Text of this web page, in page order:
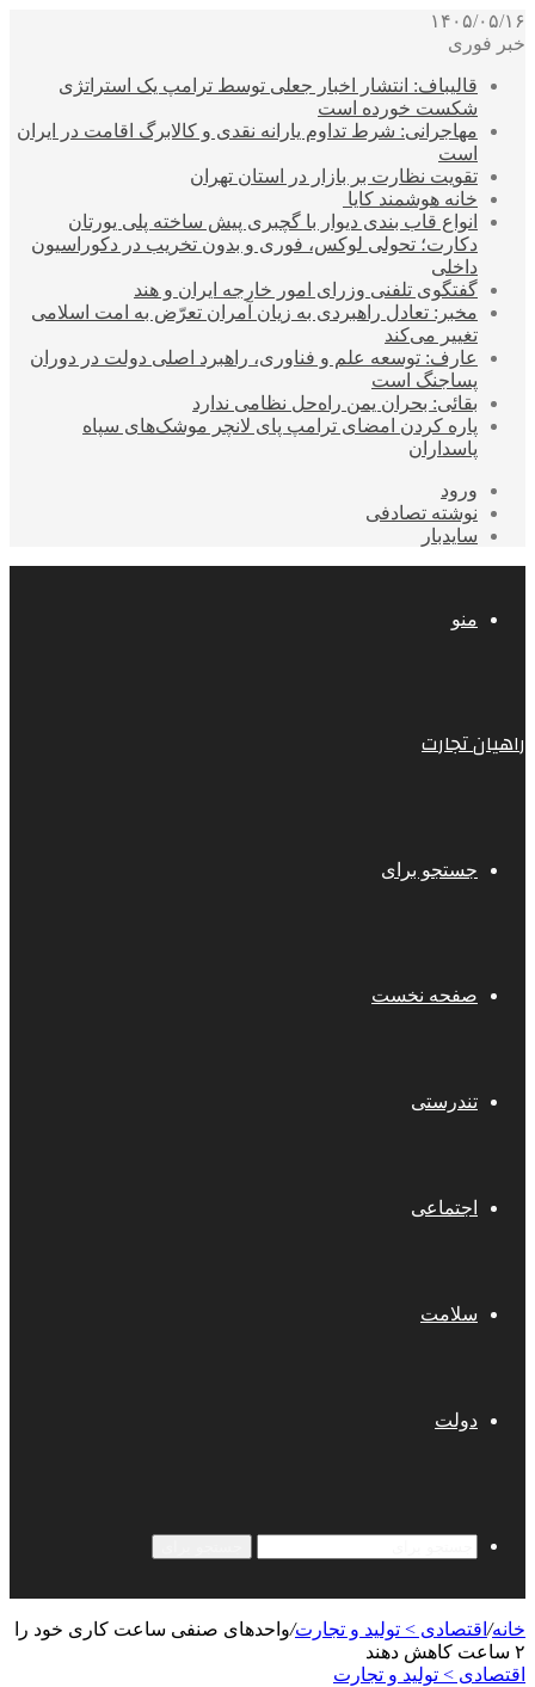
۱۴۰۵/۰۵/۱۶
خبر فوری
قالیباف: انتشار اخبار جعلی توسط ترامپ یک استراتژی
شکست خورده است
مهاجرانی: شرط تداوم یارانه نقدی و کالابرگ اقامت در ایران
است
تقویت نظارت بر بازار در استان تهران
خانه هوشمند کایا
انواع قاب بندی دیوار با گچبری پیش ساخته پلی یورتان
دکارت؛ تحولی لوکس، فوری و بدون تخریب در دکوراسیون
داخلی
گفتگوی تلفنی وزرای امور خارجه ایران و هند
مخبر: تعادل راهبردی به زیان آمران تعرّض به امت اسلامی
تغییر می‌کند
عارف: توسعه علم و فناوری، راهبرد اصلی دولت در دوران
پساجنگ است
بقائی: بحران یمن راه‌حل نظامی ندارد
پاره کردن امضای ترامپ پای لانچر موشک‌های سپاه
پاسداران
ورود
نوشته تصادفی
سایدبار
منو
راهیان تجارت
جستجو برای
صفحه نخست
تندرستی
اجتماعی
سلامت
دولت
خانه/ اقتصادی > تولید و تجارت/واحدهای صنفی ساعت کاری خود را
۲ ساعت کاهش دهند
اقتصادی > تولید و تجارت